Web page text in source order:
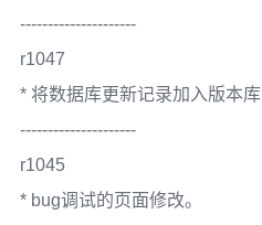
---------------------
r1047
* 将数据库更新记录加入版本库
---------------------
r1045
* bug调试的页面修改。